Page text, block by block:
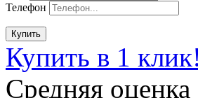
Телефон
Купить
Купить в 1 клик!
Cредняя оценка